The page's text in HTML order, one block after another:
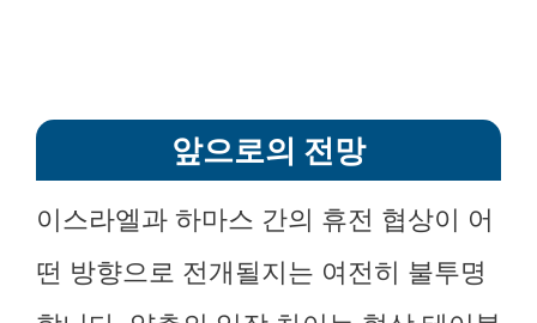
앞으로의 전망
이스라엘과 하마스 간의 휴전 협상이 어
떤 방향으로 전개될지는 여전히 불투명